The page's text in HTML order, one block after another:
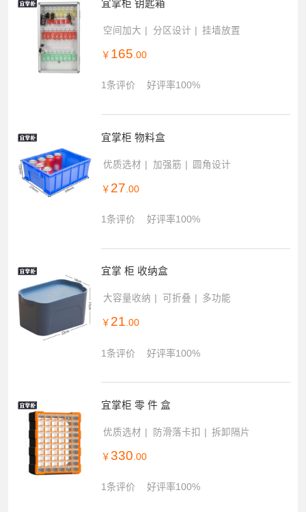
宜掌柜 钥匙箱
空间加大 分区设计 挂墙放置
￥ 165.00
1条评价 好评率100%
宜掌柜 物料盒
优质选材 加强筋 圆角设计
￥ 27 .00
1条评价 好评率100%
宜掌 柜 收纳盒
大容量收纳 可折叠 多功能
￥ 21.00
1条评价 好评率100%
宜掌柜 零 件 盒
优质选材 防滑落卡扣 拆卸隔片
￥ 330 .00
1条评价 好评率100%